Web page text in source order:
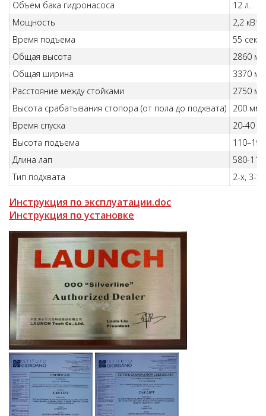
Объем бака гидронасоса
12 л.
Мощность
2,2 кВт
Время подъема
55 сек.
Общая высота
2860 мм
Общая ширина
3370 мм
Расстояние между стойками
2750 мм
Высота срабатывания стопора (от пола до подхвата)
200 мм.
Время спуска
20-40
Высота подъема
Длина лап
580-
Тип подхвата
2-х, 3-х
Инструкция по эксплуатации.doc
Инструкция по установке